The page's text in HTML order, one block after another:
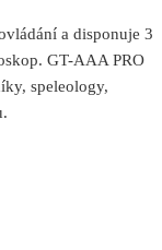
a disponuje 3
GT-AAA PRO
speleology,